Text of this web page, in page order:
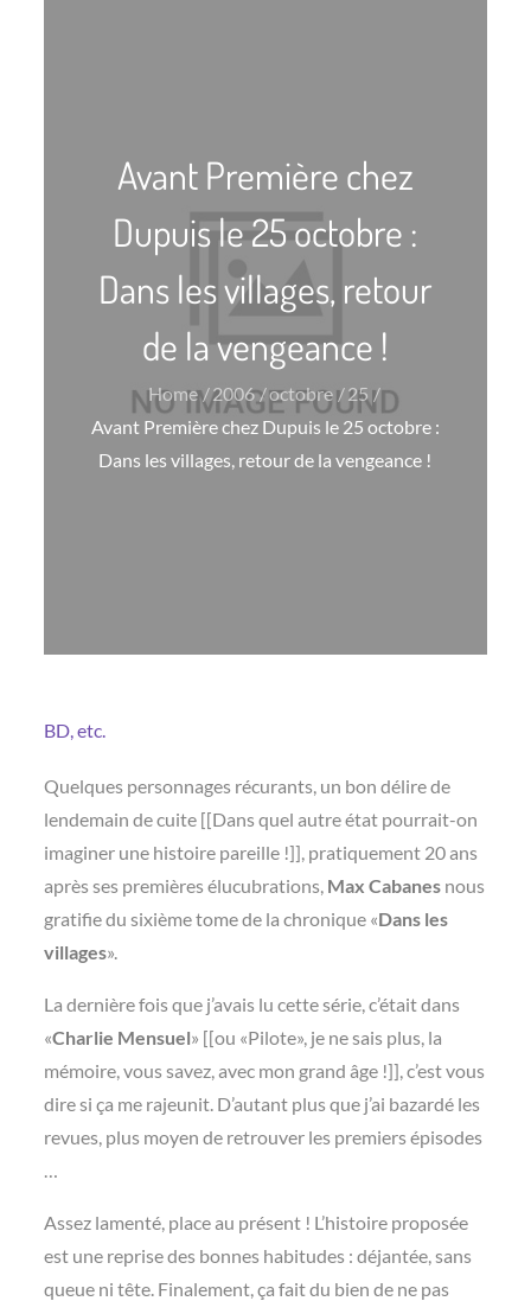
Avant Première chez
Dupuis le 25 octobre :
Dans les villages, retour
de la vengeance !
Home 2006 octobre
25
Avant Première chez Dupuis le 25 octobre :
Dans les villages, retour de la vengeance !
BD, etc.
Quelques personnages récurants, un bon délire de
lendemain de cuite [[Dans quel autre état pourrait-on
imaginer une histoire pareille !]], pratiquement 20 ans
après ses premières élucubrations, Max Cabanes nous
gratifie du sixième tome de la chronique «Dans les
villages».
La dernière fois que j’avais lu cette série, c’était dans
«Charlie Mensuel» [[ou «Pilote», je ne sais plus, la
mémoire, vous savez, avec mon grand âge !]], c’est vous
dire si ça me rajeunit. D’autant plus que j’ai bazardé les
revues, plus moyen de retrouver les premiers épisodes
…
Assez lamenté, place au présent ! L’histoire proposée
est une reprise des bonnes habitudes : déjantée, sans
queue ni tête. Finalement, ça fait du bien de ne pas